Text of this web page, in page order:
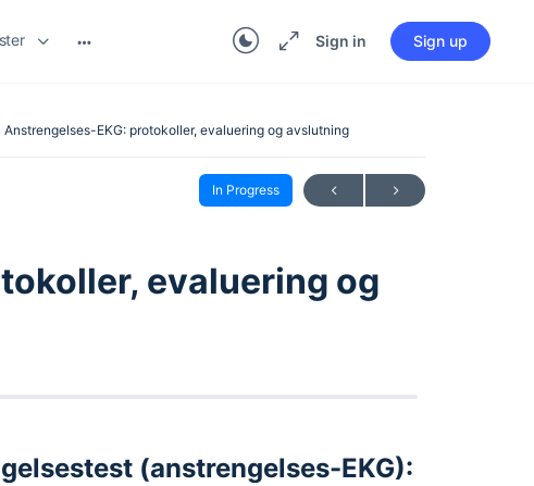
Sign in Sign up
Anstrengelses-EKG: protokoller, evaluering og avslutning
In Progress
evaluering og
(anstrengelses-EKG):